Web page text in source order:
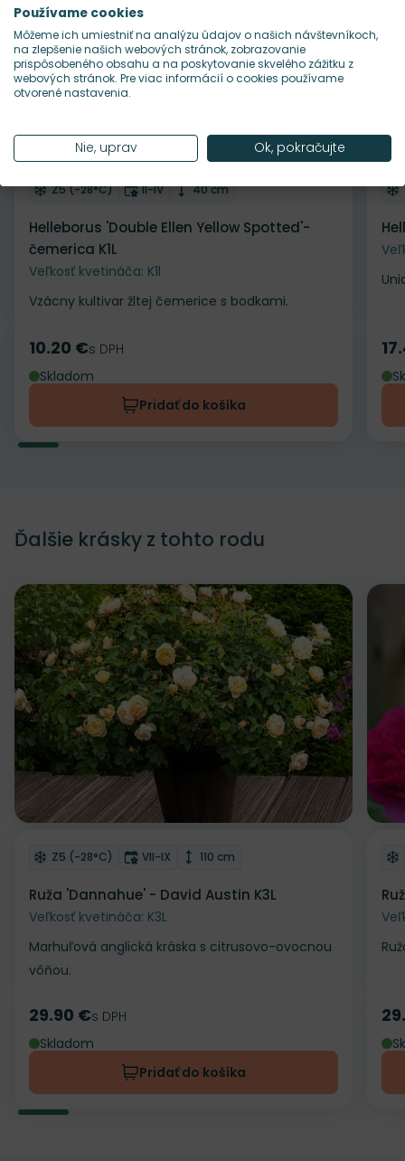
Mrazuvzdornosť
Z5 (-28°C) Doba kvitnutia
II-IV Výška rastliny
40 cm
Helleborus 'Double Ellen Yellow Spotted'-
čemerica K1L
Veľkosť kvetináča: K1l
Vzácny kultivar žltej čemerice s bodkami.
Cena
10.20 €s DPH
Skladom
Pridať do košíka
Ďalšie krásky z tohto rodu
Odober do zoznamu želaní
Mrazuvzdornosť
Z5 (-28°C) Doba kvitnutia
VII-IX Výška rastliny
110 cm
Ruža 'Dannahue' - David Austin K3L
Veľkosť kvetináča: K3L
Marhuľová anglická kráska s citrusovo-ovocnou
vôňou.
Cena
29.90 €s DPH
Skladom
Pridať do košíka
Používame cookies
Môžeme ich umiestniť na analýzu údajov o našich návštevníkoch,
na zlepšenie našich webových stránok, zobrazovanie
prispôsobeného obsahu a na poskytovanie skvelého zážitku z
webových stránok. Pre viac informácií o cookies používame
otvorené nastavenia.
Nie, uprav Ok, pokračujte